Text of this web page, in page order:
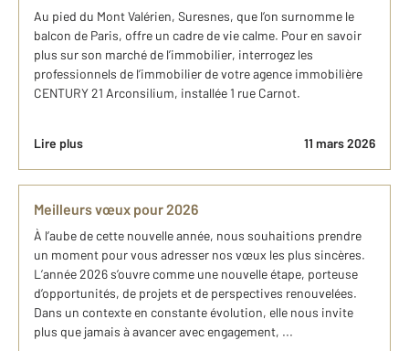
Au pied du Mont Valérien, Suresnes, que l’on surnomme le
balcon de Paris, offre un cadre de vie calme. Pour en savoir
plus sur son marché de l’immobilier, interrogez les
professionnels de l’immobilier de votre agence immobilière
CENTURY 21 Arconsilium, installée 1 rue Carnot.
Lire plus 11 mars 2026
Meilleurs vœux pour 2026
À l’aube de cette nouvelle année, nous souhaitions prendre
un moment pour vous adresser nos vœux les plus sincères.
L’année 2026 s’ouvre comme une nouvelle étape, porteuse
d’opportunités, de projets et de perspectives renouvelées.
Dans un contexte en constante évolution, elle nous invite
plus que jamais à avancer avec engagement, ...